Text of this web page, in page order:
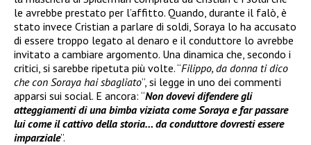
le avrebbe prestato per l’affitto. Quando, durante il falò, è
stato invece Cristian a parlare di soldi, Soraya lo ha accusato
di essere troppo legato al denaro e il conduttore lo avrebbe
invitato a cambiare argomento. Una dinamica che, secondo i
critici, si sarebbe ripetuta più volte. “Filippo, da donna ti dico
che con Soraya hai sbagliato”, si legge in uno dei commenti
apparsi sui social. E ancora: “Non dovevi difendere gli
atteggiamenti di una bimba viziata come Soraya e far passare
lui come il cattivo della storia… da conduttore dovresti essere
imparziale”.